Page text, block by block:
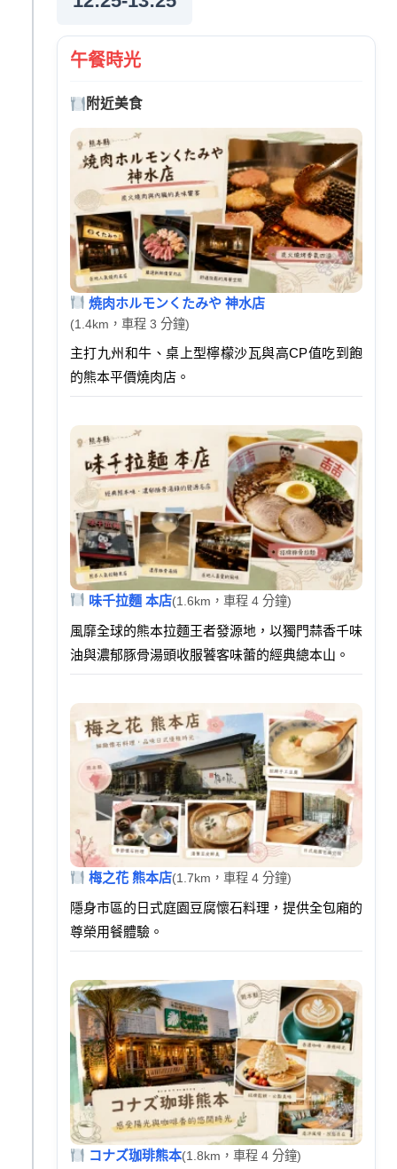
午餐時光
附近美食
焼肉ホルモンくたみや 神水店
(1.4km，車程 3 分鐘)
主打九州和牛、桌上型檸檬沙瓦與高CP值吃到飽
的熊本平價燒肉店。
味千拉麵 本店(1.6km，車程 4 分鐘)
風靡全球的熊本拉麵王者發源地，以獨門蒜香千味
油與濃郁豚骨湯頭收服饕客味蕾的經典總本山。
梅之花 熊本店(1.7km，車程 4 分鐘)
隱身市區的日式庭園豆腐懷石料理，提供全包廂的
尊榮用餐體驗。
コナズ珈琲熊本(1.8km，車程 4 分鐘)